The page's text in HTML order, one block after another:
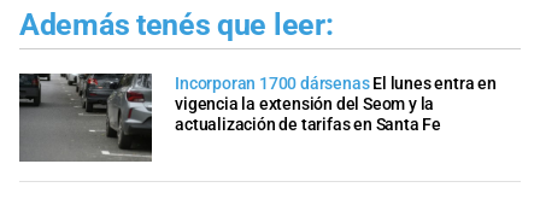
Además tenés que leer:
Incorporan 1700 dársenas El lunes entra en
vigencia la extensión del Seom y la
actualización de tarifas en Santa Fe